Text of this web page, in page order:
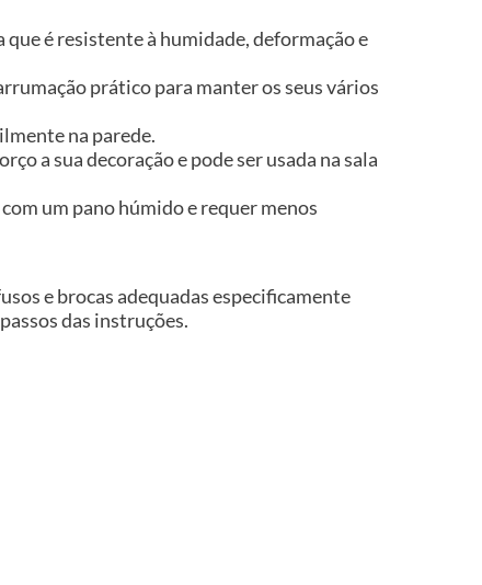
é resistente à humidade, deformação e
prático para manter os seus vários
na parede.
a sua decoração e pode ser usada na sala
um pano húmido e requer menos
e brocas adequadas especificamente
das instruções.